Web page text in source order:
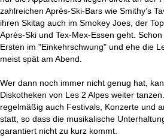
zahlreichen Après-Ski-Bars wie Smithy’s
ihren Skitag auch im Smokey Joes, der
Après-Ski und Tex-Mex-Essen geht.
Ersten im "Einkehrschwung" und ehe die
meist spät am Abend.
Wer dann noch immer nicht genug hat,
Diskotheken von Les 2 Alpes weiter
regelmäßig auch Festivals, Konzerte und
statt, so dass die musikalische
garantiert nicht zu kurz kommt.